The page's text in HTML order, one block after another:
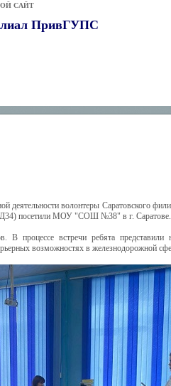
ПривГУПС
САЙТ
деятельности волонтеры Саратовского
Д34) посетили МОУ "СОШ №38" в г. Саратове.
В процессе встречи ребята представили
возможностях в железнодорожной